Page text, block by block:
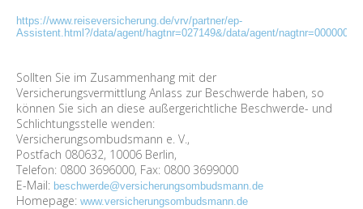
https://www.reiseversicherung.de/vrv/partner/ep-
Assistent.html?/data/agent/hagtnr=027149&/data/agent/nagtnr=000000
Sollten Sie im Zusammenhang mit der
Versicherungsvermittlung Anlass zur Beschwerde haben, so
können Sie sich an diese außergerichtliche Beschwerde- und
Schlichtungsstelle wenden:
Versicherungsombudsmann e. V.,
Postfach 080632, 10006 Berlin,
Telefon: 0800 3696000, Fax: 0800 3699000
E-Mail: beschwerde@versicherungsombudsmann.de
Homepage: www.versicherungsombudsmann.de